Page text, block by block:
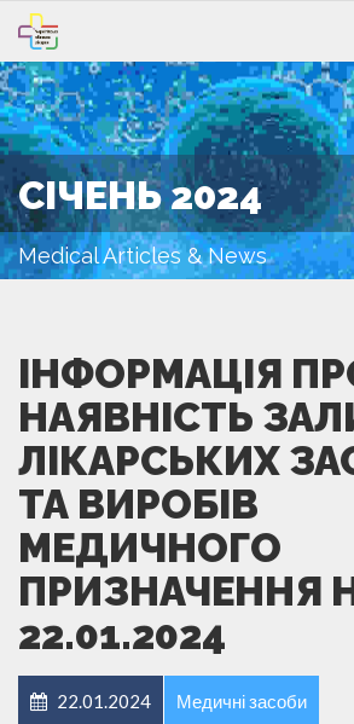
СІЧЕНЬ 2024
Medical Articles & News
ІНФОРМАЦІЯ
НАЯВНІСТЬ
ЛІКАРСЬКИХ
ТА ВИРОБІВ
МЕДИЧНОГО
ПРИЗНАЧЕННЯ
22.01.2024
22.01.2024 Медичні засоби